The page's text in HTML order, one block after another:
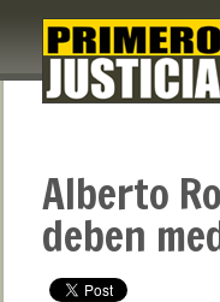
Alberto
deben